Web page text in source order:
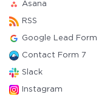
Asana
RSS
Google Lead Form
Contact Form 7
Slack
Instagram